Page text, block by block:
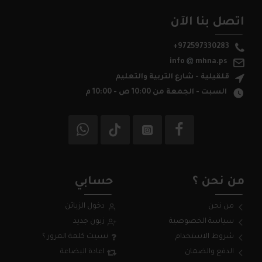
اتصل بنا الآن
+972597330283
info
mhna.ps
قلقيلية - شارع التربية والتعليم
السبت - الجمعة من 10:00 ص - 10:00 م
من نحن ؟
من نحن
سياسة الخصوصية
شروط الاستخدام
الدفع والضمان
حسابي
دخول الزبائن
زبون جديد
نسيت كلمة المرور ؟
اعادة البضاعة